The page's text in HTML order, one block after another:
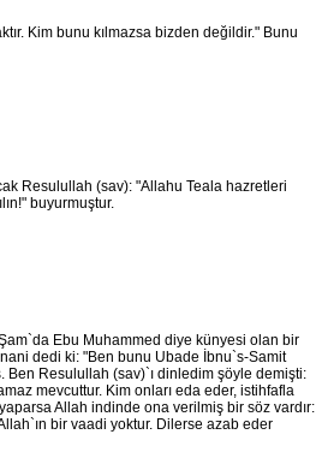
Kim bunu kılmazsa bizden değildir." Bunu
Resulullah (sav): "Allahu Teala hazretleri
buyurmuştur.
Ebu Muhammed diye künyesi olan bir
dedi ki: "Ben bunu Ubade İbnu`s-Samit
Resulullah (sav)`ı dinledim şöyle demişti:
mevcuttur. Kim onları eda eder, istihfafla
Allah indinde ona verilmiş bir söz vardır:
bir vaadi yoktur. Dilerse azab eder